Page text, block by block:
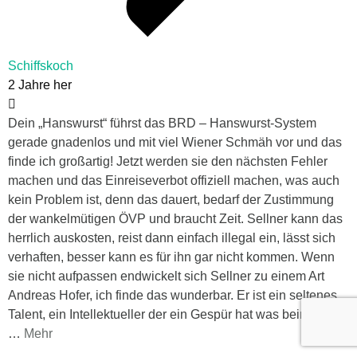
Schiffskoch
2 Jahre her
Dein „Hanswurst“ führst das BRD – Hanswurst-System
gerade gnadenlos und mit viel Wiener Schmäh vor und das
finde ich großartig! Jetzt werden sie den nächsten Fehler
machen und das Einreiseverbot offiziell machen, was auch
kein Problem ist, denn das dauert, bedarf der Zustimmung
der wankelmütigen ÖVP und braucht Zeit. Sellner kann das
herrlich auskosten, reist dann einfach illegal ein, lässt sich
verhaften, besser kann es für ihn gar nicht kommen. Wenn
sie nicht aufpassen endwickelt sich Sellner zu einem Art
Andreas Hofer, ich finde das wunderbar. Er ist ein seltenes
Talent, ein Intellektueller der ein Gespür hat was beim Volk,
… Mehr